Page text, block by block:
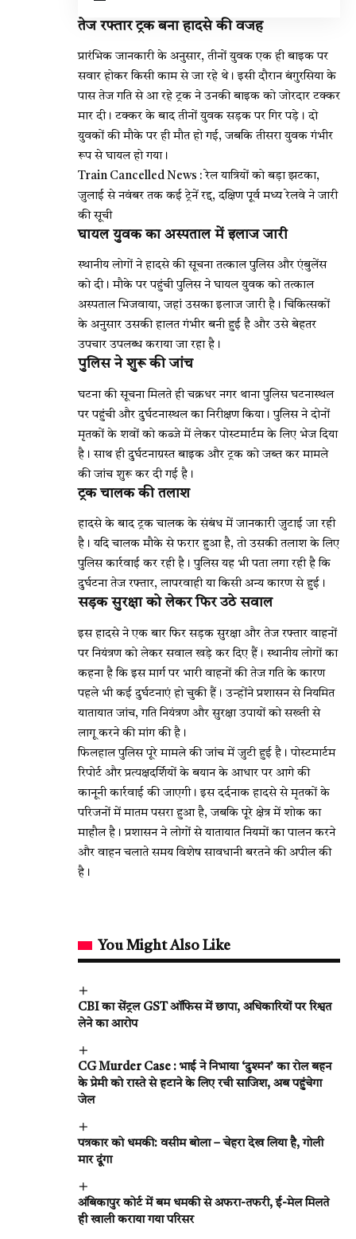
तेज रफ्तार ट्रक बना हादसे की वजह
प्रारंभिक जानकारी के अनुसार, तीनों युवक एक ही बाइक पर
सवार होकर किसी काम से जा रहे थे। इसी दौरान बंगुरसिया के
पास तेज गति से आ रहे ट्रक ने उनकी बाइक को जोरदार टक्कर
मार दी। टक्कर के बाद तीनों युवक सड़क पर गिर पड़े। दो
युवकों की मौके पर ही मौत हो गई, जबकि तीसरा युवक गंभीर
रूप से घायल हो गया।
Train Cancelled News : रेल यात्रियों को बड़ा झटका,
जुलाई से नवंबर तक कई ट्रेनें रद्द, दक्षिण पूर्व मध्य रेलवे ने जारी
की सूची
घायल युवक का अस्पताल में इलाज जारी
स्थानीय लोगों ने हादसे की सूचना तत्काल पुलिस और एंबुलेंस
को दी। मौके पर पहुंची पुलिस ने घायल युवक को तत्काल
अस्पताल भिजवाया, जहां उसका इलाज जारी है। चिकित्सकों
के अनुसार उसकी हालत गंभीर बनी हुई है और उसे बेहतर
उपचार उपलब्ध कराया जा रहा है।
पुलिस ने शुरू की जांच
घटना की सूचना मिलते ही चक्रधर नगर थाना पुलिस घटनास्थल
पर पहुंची और दुर्घटनास्थल का निरीक्षण किया। पुलिस ने दोनों
मृतकों के शवों को कब्जे में लेकर पोस्टमार्टम के लिए भेज दिया
है। साथ ही दुर्घटनाग्रस्त बाइक और ट्रक को जब्त कर मामले
की जांच शुरू कर दी गई है।
ट्रक चालक की तलाश
हादसे के बाद ट्रक चालक के संबंध में जानकारी जुटाई जा रही
है। यदि चालक मौके से फरार हुआ है, तो उसकी तलाश के लिए
पुलिस कार्रवाई कर रही है। पुलिस यह भी पता लगा रही है कि
दुर्घटना तेज रफ्तार, लापरवाही या किसी अन्य कारण से हुई।
सड़क सुरक्षा को लेकर फिर उठे सवाल
इस हादसे ने एक बार फिर सड़क सुरक्षा और तेज रफ्तार वाहनों
पर नियंत्रण को लेकर सवाल खड़े कर दिए हैं। स्थानीय लोगों का
कहना है कि इस मार्ग पर भारी वाहनों की तेज गति के कारण
पहले भी कई दुर्घटनाएं हो चुकी हैं। उन्होंने प्रशासन से नियमित
यातायात जांच, गति नियंत्रण और सुरक्षा उपायों को सख्ती से
लागू करने की मांग की है।
फिलहाल पुलिस पूरे मामले की जांच में जुटी हुई है। पोस्टमार्टम
रिपोर्ट और प्रत्यक्षदर्शियों के बयान के आधार पर आगे की
कानूनी कार्रवाई की जाएगी। इस दर्दनाक हादसे से मृतकों के
परिजनों में मातम पसरा हुआ है, जबकि पूरे क्षेत्र में शोक का
माहौल है। प्रशासन ने लोगों से यातायात नियमों का पालन करने
और वाहन चलाते समय विशेष सावधानी बरतने की अपील की
है।
You Might Also Like
CBI का सेंट्रल GST ऑफिस में छापा, अधिकारियों पर रिश्वत
लेने का आरोप
CG Murder Case : भाई ने निभाया ‘दुश्मन’ का रोल बहन
के प्रेमी को रास्ते से हटाने के लिए रची साजिश, अब पहुंचेगा
जेल
पत्रकार को धमकी: वसीम बोला – चेहरा देख लिया है, गोली
मार दूंगा
अंबिकापुर कोर्ट में बम धमकी से अफरा-तफरी, ई-मेल मिलते
ही खाली कराया गया परिसर